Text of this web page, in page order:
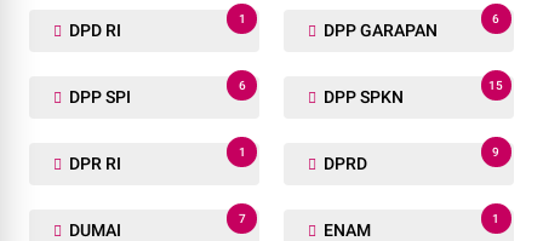
DPD RI
1
DPP GARAPAN
6
DPP SPI
6
DPP SPKN
15
DPR RI
1
DPRD
9
DUMAI
7
ENAM
1